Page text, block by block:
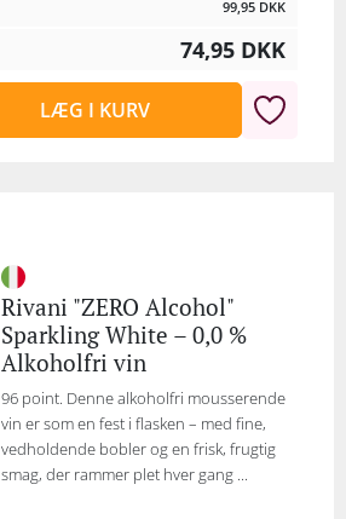
99,95 DKK
74,95 DKK
LÆG I KURV
Rivani "ZERO Alcohol"
Sparkling White – 0,0 %
Alkoholfri vin
96 point. Denne alkoholfri mousserende
vin er som en fest i flasken – med fine,
vedholdende bobler og en frisk, frugtig
smag, der rammer plet hver gang ...